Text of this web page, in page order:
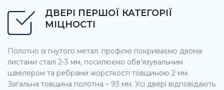
ДВЕРІ ПЕРШОЇ КАТЕГОРІЇ
МІЦНОСТІ
Полотно із гнутого метал. профілю покриваємо двома
листами сталі 2-3 мм, посилюємо обв’язувальним
швелером та ребрами жорсткості товщиною 2 мм.
Загальна товщина полотна – 93 мм. Усі двері відповідають